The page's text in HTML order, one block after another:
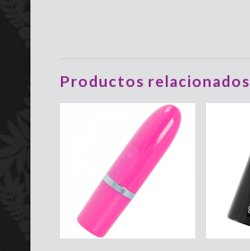
Productos relacionados